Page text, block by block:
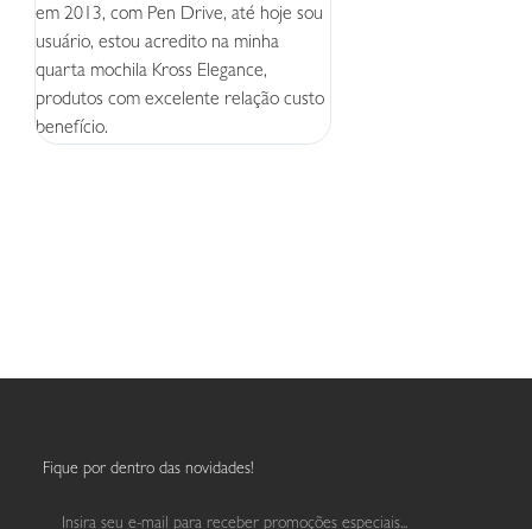
em 2013, com Pen Drive, até hoje sou
usuário, estou acredito na minha
quarta mochila Kross Elegance,
produtos com excelente relação custo
benefício.
Fique por dentro das novidades!